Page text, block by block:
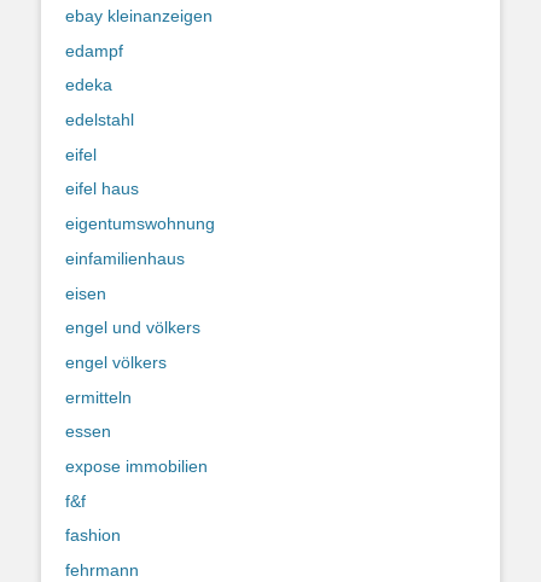
ebay kleinanzeigen
edampf
edeka
edelstahl
eifel
eifel haus
eigentumswohnung
einfamilienhaus
eisen
engel und völkers
engel völkers
ermitteln
essen
expose immobilien
f&f
fashion
fehrmann